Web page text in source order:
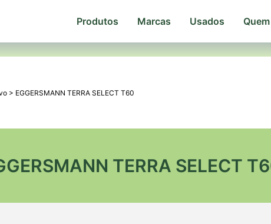
Produtos Marcas Usados
> EGGERSMANN TERRA SELECT T60
TERRA SELECT